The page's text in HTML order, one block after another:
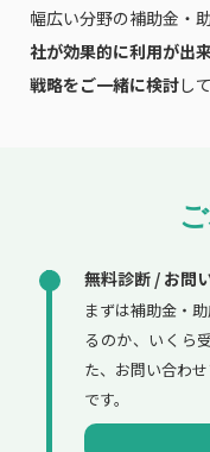
幅広い分野の補助金・
社が効果的に利用が出
戦略をご一緒に検討し
無料診断 / お問
まずは補助金・
るのか、いくら
た、お問い合わ
です。